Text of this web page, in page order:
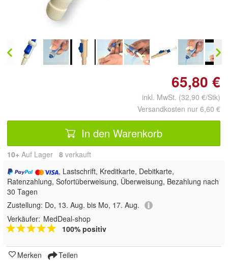
65,80 €
inkl. MwSt. (32,90 €/Stk)
Versandkosten nur 6,60 €
In den Warenkorb
10+ Auf Lager 8 verkauft
, Lastschrift, Kreditkarte, Debitkarte,
Ratenzahlung, Sofortüberweisung, Überweisung, Bezahlung nach
30 Tagen
Zustellung: Do, 13. Aug. bis Mo, 17. Aug.
Verkäufer: MedDeal-shop
100% positiv
Merken Teilen